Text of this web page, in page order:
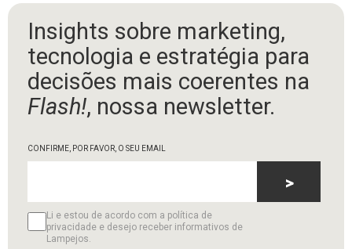
Insights sobre marketing,
tecnologia e estratégia para
decisões mais coerentes na
Flash!, nossa newsletter.
CONFIRME, POR FAVOR, O SEU EMAIL
Li e estou de acordo com a política de
privacidade e desejo receber informativos de
Lampejos.
>